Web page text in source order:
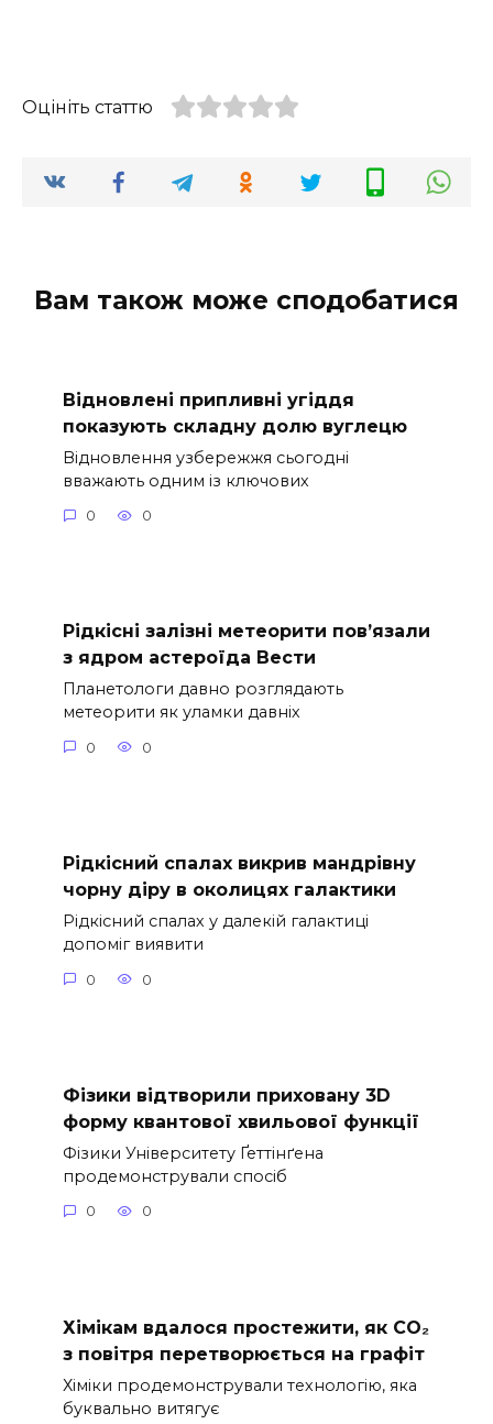
Оцініть статтю
Вам також може сподобатися
Відновлені припливні угіддя
показують складну долю вуглецю
Відновлення узбережжя сьогодні
вважають одним із ключових
0 0
Рідкісні залізні метеорити пов’язали
з ядром астероїда Вести
Планетологи давно розглядають
метеорити як уламки давніх
0 0
Рідкісний спалах викрив мандрівну
чорну діру в околицях галактики
Рідкісний спалах у далекій галактиці
допоміг виявити
0 0
Фізики відтворили приховану 3D
форму квантової хвильової функції
Фізики Університету Ґеттінґена
продемонстрували спосіб
0 0
Хімікам вдалося простежити, як CO₂
з повітря перетворюється на графіт
Хіміки продемонстрували технологію, яка
буквально витягує